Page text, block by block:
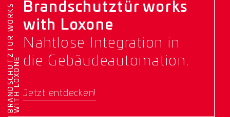
B
R
A
N
D
S
C
H
U
T
Z
T
Ü
R
W
O
R
K
S
W
I
T
H
L
O
X
O
NE
Brandschutztür works
with Loxone
Nahtlose Integration in
die Gebäudeautomation.
Jetzt entdecken!